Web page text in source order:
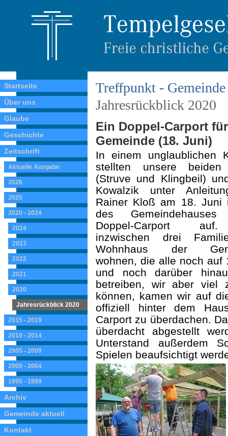
Startseite
Über uns
Glaube
Geschichte
Zeitschrift
Aktuelle Ausgabe
2026
2025
2020 - 2024
2024
2023
2022
2021
2020
Jahresrückblick 2020
2015 - 2019
2010 - 2014
2005 - 2009
2000 - 2004
1995 - 1999
Archiv
Gemeinde aktuell
Kontakt
Treffpunkt -
Jahresrückblick 2020
Ein Doppel-Carport
Gemeinde (18. Juni)
In einem unglaublichen
stellten unsere bei­den
(Struve und Klingbeil)
Kowalzik unter
Rainer Kloß am 18. Juni
des Gemeindehauses
Doppel-Carport
inzwischen drei
Wohnhaus der
wohnen, die alle noch auf
und noch darüber
betreiben, wir aber viel
können, kamen wir auf
offiziell hinter dem
Carport zu überdachen.
überdacht abgestellt
Unterstand außerdem
Spielen beaufsichtigt